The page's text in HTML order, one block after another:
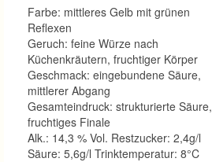
Farbe: mittleres Gelb mit grünen
Reflexen
Geruch: feine Würze nach
Küchenkräutern, fruchtiger Körper
Geschmack: eingebundene Säure,
mittlerer Abgang
Gesamteindruck: strukturierte Säure,
fruchtiges Finale
Alk.: 14,3 % Vol. Restzucker: 2,4g/l
Säure: 5,6g/l Trinktemperatur: 8°C